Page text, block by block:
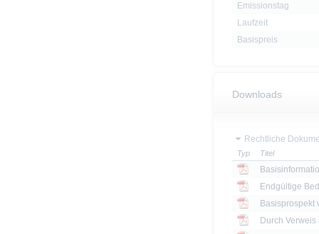
Emissionstag
Laufzeit
Basispreis
Downloads
Rechtliche
Typ Titel
Endgültige
Basisprospekt